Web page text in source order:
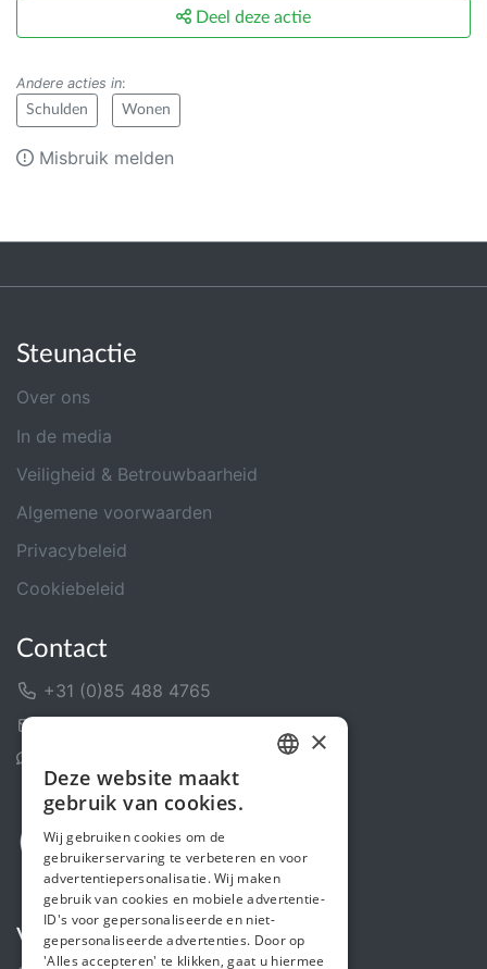
Deel deze actie
Andere acties in:
Schulden Wonen
Misbruik melden
Steunactie
Over ons
In de media
Veiligheid & Betrouwbaarheid
Algemene voorwaarden
Privacybeleid
Cookiebeleid
Contact
+31 (0)85 488 4765
Volg ons
ENGLISH
×
Deze website maakt
gebruik van cookies.
Wij gebruiken cookies om de
gebruikerservaring te verbeteren en voor
advertentiepersonalisatie. Wij maken
gebruik van cookies en mobiele advertentie-
ID's voor gepersonaliseerde en niet-
gepersonaliseerde advertenties. Door op
'Alles accepteren' te klikken, gaat u hiermee